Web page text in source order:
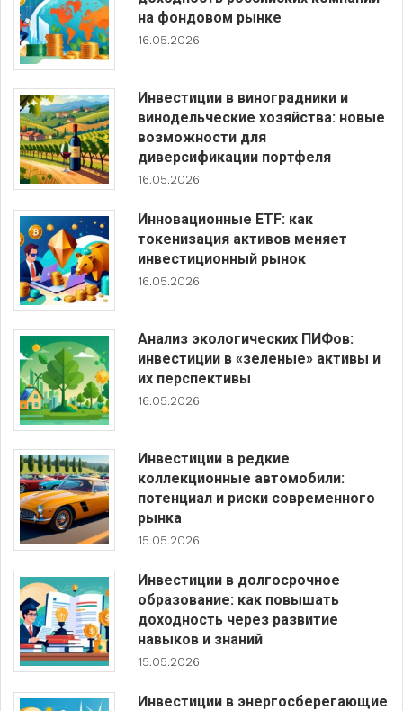
на фондовом рынке
16.05.2026
Инвестиции в виноградники и
винодельческие хозяйства: новые
возможности для
диверсификации портфеля
16.05.2026
Инновационные ETF: как
токенизация активов меняет
инвестиционный рынок
16.05.2026
Анализ экологических ПИФов:
инвестиции в «зеленые» активы и
их перспективы
16.05.2026
Инвестиции в редкие
коллекционные автомобили:
потенциал и риски современного
рынка
15.05.2026
Инвестиции в долгосрочное
образование: как повышать
доходность через развитие
навыков и знаний
15.05.2026
Инвестиции в энергосберегающие